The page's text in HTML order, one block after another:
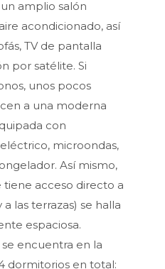
amplio salón
acondicionado, así
TV de pantalla
por satélite. Si
unos pocos
a una moderna
con
microondas,
Así mismo,
tiene acceso directo a
las terrazas) se halla
espaciosa.
encuentra en la
dormitorios en total: